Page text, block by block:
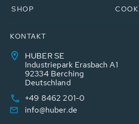
SHOP
KONTAKT
HUBER SE
Industriepark Erasbach A1
92334 Berching
Deutschland
+49 8462 201-0
info@huber.de